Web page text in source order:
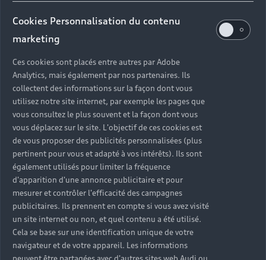
Une conduite précise et
agréable, signée Audi
Ajustez la hauteur du cadre pour votre confort et
profitez d’une conduite aussi souple qu’intuitive.
Grâce aux freins à disques hydrauliques à l'avant et à
l'arrière, vos freinages seront toujours rapides et
précis.
Cookies Personnalisation du contenu
marketing
Ces cookies sont placés entre autres par Adobe
Analytics, mais également par nos partenaires. Ils
collectent des informations sur la façon dont vous
utilisez notre site internet, par exemple les pages que
vous consultez le plus souvent et la façon dont vous
vous déplacez sur le site. L'objectif de ces cookies est
de vous proposer des publicités personnalisées (plus
pertinent pour vous et adapté à vos intérêts). Ils sont
également utilisés pour limiter la fréquence
d'apparition d'une annonce publicitaire et pour
mesurer et contrôler l'efficacité des campagnes
publicitaires. Ils prennent en compte si vous avez visité
un site internet ou non, et quel contenu a été utilisé.
Cela se base sur une identification unique de votre
navigateur et de votre appareil. Les informations
peuvent être partagées avec d'autres sites web Audi ou